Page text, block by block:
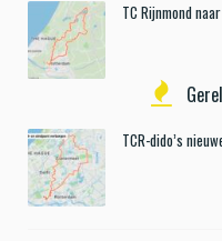
TC Rijnmond
TCR-dido’s